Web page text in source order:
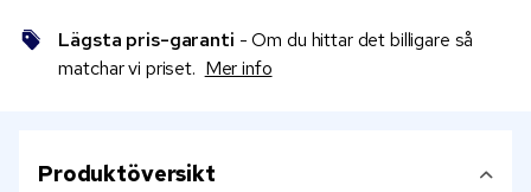
Lägsta pris-garanti - Om du hittar det billigare så
matchar vi priset. Mer info
Produktöversikt